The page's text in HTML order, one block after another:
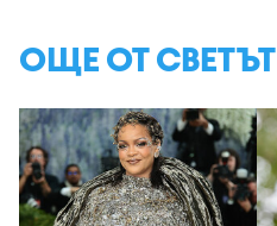
ОЩЕ ОТ СВЕТЪТ